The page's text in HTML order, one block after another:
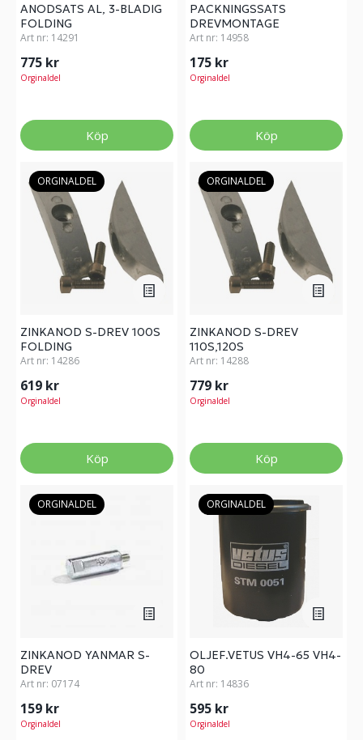
ANODSATS AL, 3-BLADIG
FOLDING
Art nr: 14291
775 kr
Orginaldel
Köp
PACKNINGSSATS
DREVMONTAGE
Art nr: 14958
175 kr
Orginaldel
Köp
ORGINALDEL
ZINKANOD S-DREV 100S
FOLDING
Art nr: 14286
619 kr
Orginaldel
Köp
ORGINALDEL
ZINKANOD S-DREV
110S,120S
Art nr: 14288
779 kr
Orginaldel
Köp
ORGINALDEL
ZINKANOD YANMAR S-
DREV
Art nr: 07174
159 kr
Orginaldel
ORGINALDEL
OLJEF.VETUS VH4-65 VH4-
80
Art nr: 14836
595 kr
Orginaldel